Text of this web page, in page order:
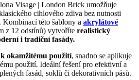
Visage | London Brick umožňuje
cihlového zdiva bez nutnosti
této šablony a akrylátové
z 12 odstínů) vytvoříte realistický
i tradiční fasády.
okamžitému použití, snadno se aplikuje
použití. Ideální řešení pro efektivní a
fasád, soklů či dekorativních pásů.